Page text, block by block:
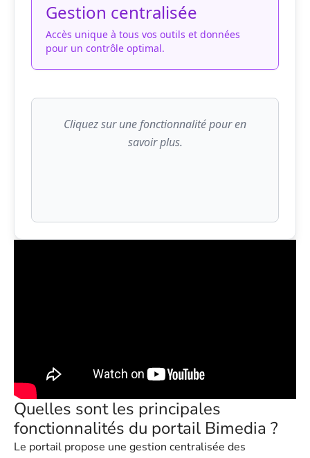
Gestion centralisée
Accès unique à tous vos outils et données
pour un contrôle optimal.
Cliquez sur une fonctionnalité pour en
savoir plus.
Quelles sont les principales
fonctionnalités du portail Bimedia ?
Le portail propose une gestion centralisée des